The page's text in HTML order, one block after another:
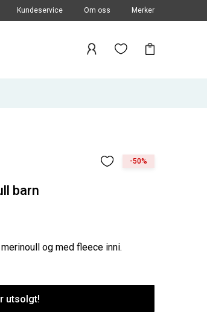
Kundeservice Om oss Merker
-50%
barn
og med fleece inni.
utsolgt!